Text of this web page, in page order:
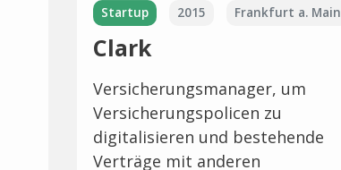
Startup 2015 Frankfurt a. Main
Clark
Versicherungsmanager, um
Versicherungspolicen zu
digitalisieren und bestehende
Verträge mit anderen